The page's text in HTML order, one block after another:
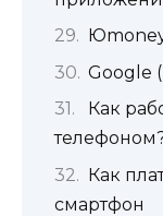
Google
Как
Как
смартфон